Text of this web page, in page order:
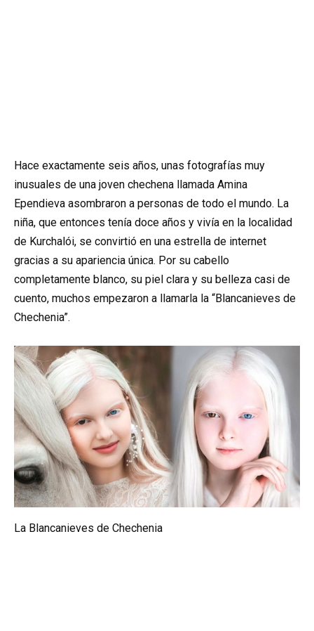
Hace exactamente seis años, unas fotografías muy
inusuales de una joven chechena llamada Amina
Ependieva asombraron a personas de todo el mundo. La
niña, que entonces tenía doce años y vivía en la localidad
de Kurchalói, se convirtió en una estrella de internet
gracias a su apariencia única. Por su cabello
completamente blanco, su piel clara y su belleza casi de
cuento, muchos empezaron a llamarla la “Blancanieves de
Chechenia”.
La Blancanieves de Chechenia